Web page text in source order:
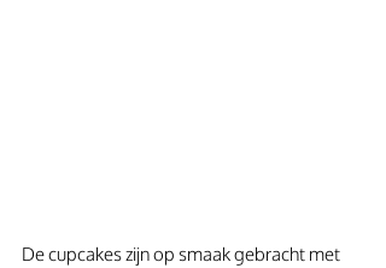
De cupcakes zijn op smaak gebracht met